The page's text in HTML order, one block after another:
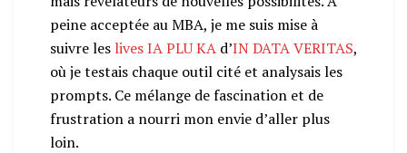
peine acceptée au MBA, je me suis mise à
suivre les lives IA PLU KA d’IN DATA VERITAS,
où je testais chaque outil cité et analysais les
prompts. Ce mélange de fascination et de
frustration a nourri mon envie d’aller plus
loin.